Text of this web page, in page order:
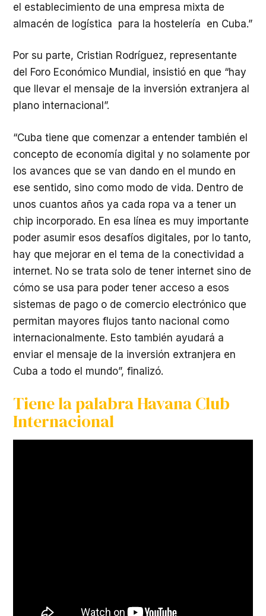
el establecimiento de una empresa mixta de
almacén de logística para la hostelería en Cuba.”
Por su parte, Cristian Rodríguez, representante
del Foro Económico Mundial, insistió en que “hay
que llevar el mensaje de la inversión extranjera al
plano internacional”.
“Cuba tiene que comenzar a entender también el
concepto de economía digital y no solamente por
los avances que se van dando en el mundo en
ese sentido, sino como modo de vida. Dentro de
unos cuantos años ya cada ropa va a tener un
chip incorporado. En esa línea es muy importante
poder asumir esos desafíos digitales, por lo tanto,
hay que mejorar en el tema de la conectividad a
internet. No se trata solo de tener internet sino de
cómo se usa para poder tener acceso a esos
sistemas de pago o de comercio electrónico que
permitan mayores flujos tanto nacional como
internacionalmente. Esto también ayudará a
enviar el mensaje de la inversión extranjera en
Cuba a todo el mundo”, finalizó.
Tiene la palabra Havana Club
Internacional